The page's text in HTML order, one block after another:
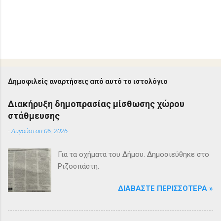
Δημοφιλείς αναρτήσεις από αυτό το ιστολόγιο
Διακήρυξη δημοπρασίας μίσθωσης χώρου
στάθμευσης
-Αυγούστου 06, 2026
Για τα οχήματα του Δήμου. Δημοσιεύθηκε στο
Ριζοσπάστη.
ΔΙΑΒΆΣΤΕ ΠΕΡΙΣΣΌΤΕΡΑ »